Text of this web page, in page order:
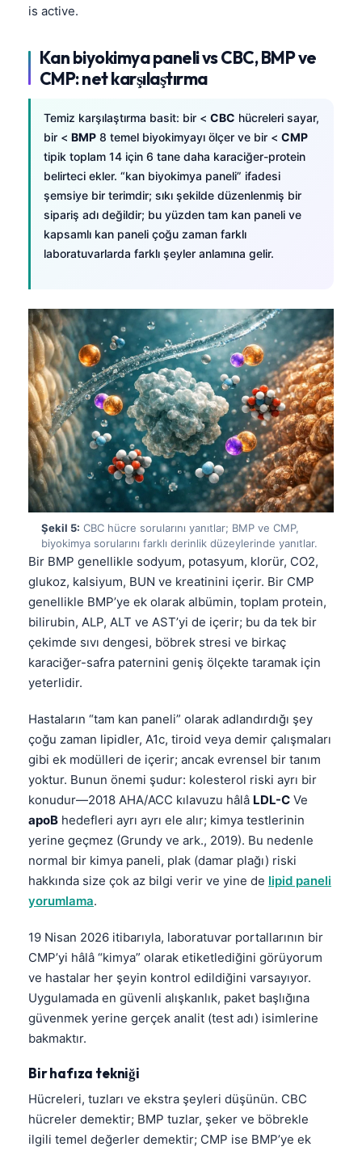
is active.
Kan biyokimya paneli vs CBC, BMP ve
CMP: net karşılaştırma
Temiz karşılaştırma basit: bir < CBC hücreleri sayar,
bir < BMP 8 temel biyokimyayı ölçer ve bir < CMP
tipik toplam 14 için 6 tane daha karaciğer-protein
belirteci ekler. “kan biyokimya paneli” ifadesi
şemsiye bir terimdir; sıkı şekilde düzenlenmiş bir
sipariş adı değildir; bu yüzden tam kan paneli ve
kapsamlı kan paneli çoğu zaman farklı
laboratuvarlarda farklı şeyler anlamına gelir.
Şekil 5: CBC hücre sorularını yanıtlar; BMP ve CMP,
biyokimya sorularını farklı derinlik düzeylerinde yanıtlar.
Bir BMP genellikle sodyum, potasyum, klorür, CO2,
glukoz, kalsiyum, BUN ve kreatinini içerir. Bir CMP
genellikle BMP’ye ek olarak albümin, toplam protein,
bilirubin, ALP, ALT ve AST’yi de içerir; bu da tek bir
çekimde sıvı dengesi, böbrek stresi ve birkaç
karaciğer-safra paternini geniş ölçekte taramak için
yeterlidir.
Hastaların “tam kan paneli” olarak adlandırdığı şey
çoğu zaman lipidler, A1c, tiroid veya demir çalışmaları
gibi ek modülleri de içerir; ancak evrensel bir tanım
yoktur. Bunun önemi şudur: kolesterol riski ayrı bir
konudur—2018 AHA/ACC kılavuzu hâlâ LDL-C Ve
apoB hedefleri ayrı ayrı ele alır; kimya testlerinin
yerine geçmez (Grundy ve ark., 2019). Bu nedenle
normal bir kimya paneli, plak (damar plağı) riski
hakkında size çok az bilgi verir ve yine de lipid paneli
yorumlama.
19 Nisan 2026 itibarıyla, laboratuvar portallarının bir
CMP’yi hâlâ “kimya” olarak etiketlediğini görüyorum
ve hastalar her şeyin kontrol edildiğini varsayıyor.
Uygulamada en güvenli alışkanlık, paket başlığına
güvenmek yerine gerçek analit (test adı) isimlerine
bakmaktır.
Bir hafıza tekniği
Hücreleri, tuzları ve ekstra şeyleri düşünün. CBC
hücreler demektir; BMP tuzlar, şeker ve böbrekle
ilgili temel değerler demektir; CMP ise BMP’ye ek
Македонски јазик
Euskara
العربية المغربية
Afrikaans
Монгол
ພາສາລາວ
Cebuano
ئۇيغۇرچە
Кыргызча
Татар теле
Беларуская мова
Esperanto
Frysk
Ślōnskŏ gŏdka
Norsk bokmål